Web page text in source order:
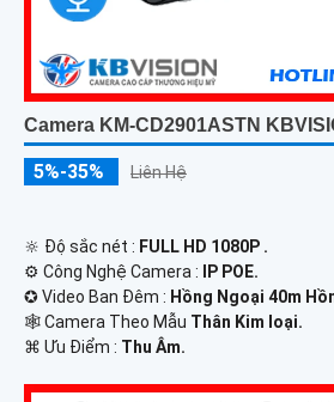
Camera KM-CD2901ASTN
5%-35% Liên Hệ
🔆 Độ sắc nét : FULL HD 1080P .
⚙ Công Nghệ Camera :
IP POE.
✪ Video Ban Đêm : Hồng Ngoại 40m
🕸️ Camera Theo Mẫu Thân Kim loại.
️⌘ Ưu Điểm : Thu Âm.